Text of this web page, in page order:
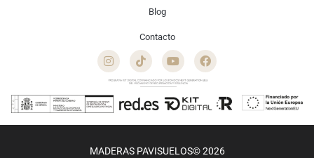
con acabados artesanales bajo la supervisión técnica de
nuestro equipo de maestros artesanos. Diseñados para
interioristas, reformistas y particulares.
Blog
Contacto
MADERAS PAVISUELOS© 2026